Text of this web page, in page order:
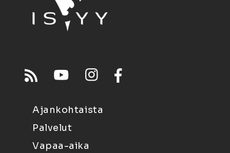
Ajankohtaista
Palvelut
Vapaa-aika